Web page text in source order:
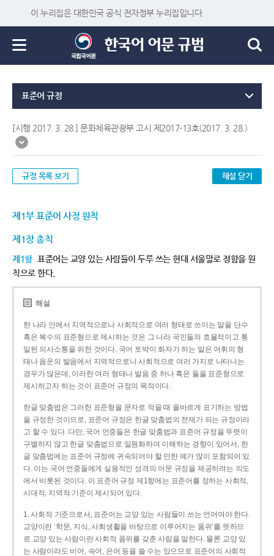
이 누리집은 대한민국 공식 전자정부 누리집입니다.
표준어 규정
[시행 2017. 3. 28.] 문화체육관광부 고시 제2017-13호(2017. 3. 28.)
규정 목록 보기 해설 닫기
제1부 표준어 사정 원칙
제1장 총칙
제1항 표준어는 교양 있는 사람들이 두루 쓰는 현대 서울말로 정함을 원
칙으로 한다.
해설
한 나라 안에서 지역적으로나 사회적으로 여러 형태로 쓰이는 말을 단수
혹은 복수의 표준형으로 제시하는 것은 그 나라 국민들의 효율적이고 통
일된 의사소통을 위한 것이다. 국어 토박이 화자가 하는 말은 어휘의 형
태나 음운의 발음에서 지역적으로나 사회적으로 여러 가지로 나타나는
경우가 많은데, 이러한 여러 형태나 발음 중 하나 혹은 둘을 표준형으로
제시하고자 하는 것이 표준어 규정의 목적이다.
한글 맞춤법은 그러한 표준형을 문자로 적을 때 올바르게 표기하는 방법
을 규정한 것이므로, 표준어 규정은 한글 맞춤법의 전제가 되는 규정이라
고 할 수 있다. 다만, 국어 언중들은 한글 맞춤법과 표준어 규정을 뚜렷이
구별하지 않고 한글 맞춤법으로 일원화하여 이해하는 경향이 있어서, 한
글 맞춤법에는 표준어 규정에 귀속되어야 할 만한 예가 많이 포함되어 있
다. 이는 국어 언중들에게 실용적인 성격의 어문 규정을 제공하려는 의도
에서 비롯된 것이다. 이 표준어 규정 제1항에는 표준어를 정하는 사회적,
시대적, 지역적 기준이 제시되어 있다.
1. 사회적 기준으로서, 표준어는 교양 있는 사람들이 쓰는 언어여야 한다.
교양이란 ‘학문, 지식, 사회생활을 바탕으로 이루어지는 품위’를 뜻하므
로 교양 있는 사람이란 사회적 품위를 갖춘 사람을 말한다. 물론 교양 있
는 사람이라도 비어, 속어, 은어 등을 쓸 수는 있으므로 표준어의 사회적